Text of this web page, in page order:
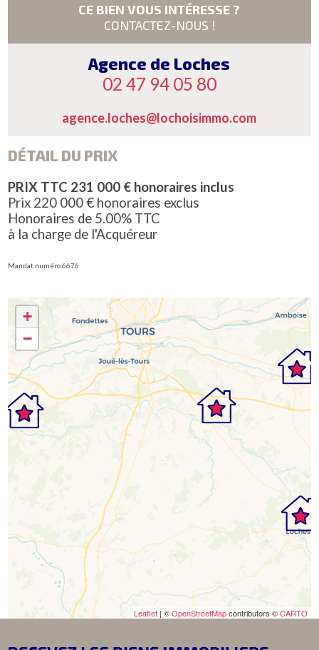
CE BIEN VOUS INTÉRESSE ?
CONTACTEZ-NOUS !
Agence de Loches
02 47 94 05 80
agence.loches@lochoisimmo.com
DÉTAIL DU PRIX
PRIX TTC 231 000 € honoraires inclus
Prix 220 000 € honoraires exclus
Honoraires de 5.00% TTC
à la charge de l'Acquéreur
Mandat numéro 6676
+
−
Leaflet| ©OpenStreetMapcontributors ©CARTO